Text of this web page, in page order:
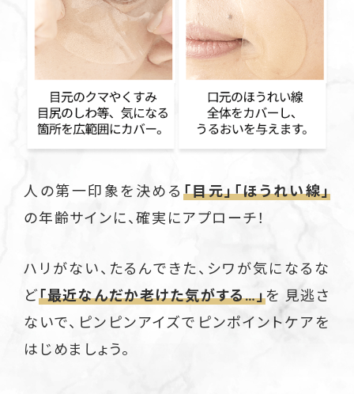
人の第一印象を決める 「目元」「ほうれい線」
の年齢サインに、確実にアプローチ！
ハリがない、たるんできた、シワが気になるな
ど 「最近なんだか老けた気がする…」を 見逃さ
ないで、ピンピンアイズでピンポイントケアを
はじめましょう。